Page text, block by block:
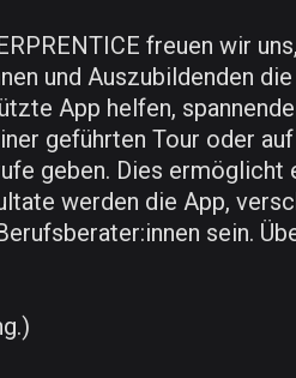
freuen wir
und Auszubildenden
App helfen,
geführten Tour oder
geben. Dies
werden die App,
sein.